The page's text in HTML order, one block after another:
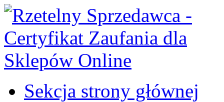
Sekcja strony głównej